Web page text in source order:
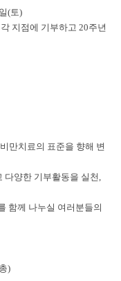
(토)
지점에 기부하고 20주년
만치료의 표준을 향해 변
다양한 기부활동을 실천,
함께 나누실 여러분들의
)